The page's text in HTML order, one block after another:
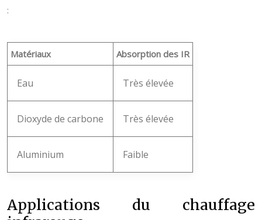
:
Matériaux Absorption des IR
Eau Très élevée
Dioxyde de carbone Très élevée
Aluminium Faible
Applications du chauffage